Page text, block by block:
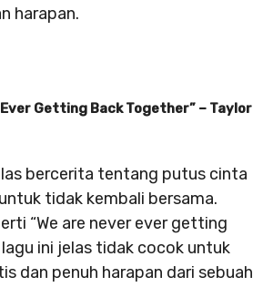
harapan.
Ever Getting Back Together” – Taylor
bercerita tentang putus cinta
tidak kembali bersama.
“We are never ever getting
ini jelas tidak cocok untuk
dan penuh harapan dari sebuah